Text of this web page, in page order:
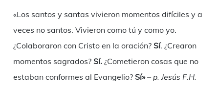
«Los santos y santas vivieron momentos difíciles y a
veces no santos. Vivieron como tú y como yo.
¿Colaboraron con Cristo en la oración? Sí. ¿Crearon
momentos sagrados? Sí.¿Cometieron cosas que no
estaban conformes al Evangelio? Sí»– p. Jesús F.H.